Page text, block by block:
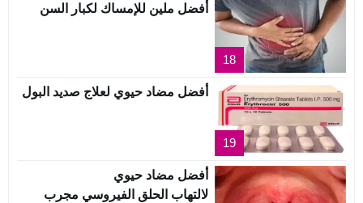
18
أفضل ملين للإمساك لكبار السن
19
أفضل مضاد حيوي لعلاج صديد البول
أفضل مضاد حيوي
لالتهاب الحلق الفيروسي مجرب